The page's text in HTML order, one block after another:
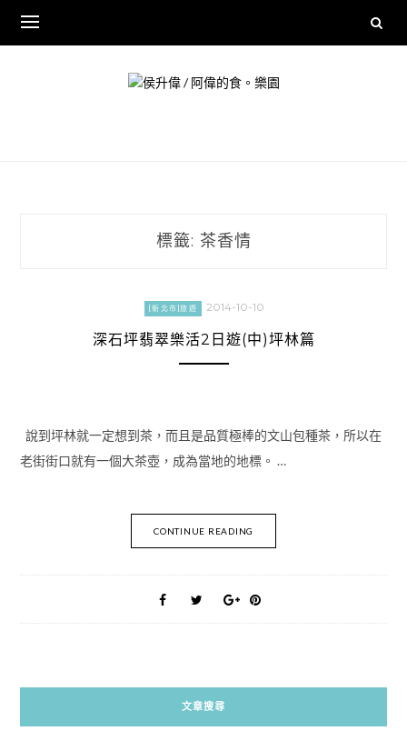
content
標籤: 茶香情
[新北市]旅遊 2014-10-10
深石坪翡翠樂活2日遊(中)坪林篇
說到坪林就一定想到茶，而且是品質極棒的文山包種茶，所以在
老街街口就有一個大茶壺，成為當地的地標。 …
CONTINUE READING
文章搜尋